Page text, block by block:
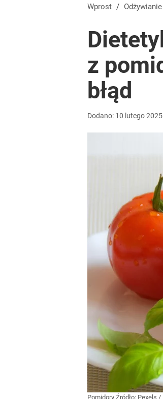
Wprost / Odżywianie
z
błąd
Dodano: 10 lutego2025
Pomidory Źródło: Pexels /